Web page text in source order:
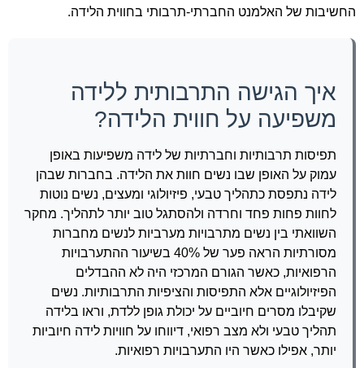
החשיבות של האלמנט החברתי-תרבותי בחווית הלידה.
איך הגישה התרבותית ללידה
משפיעה על חווית הלידה?
תפיסות תרבותיות וחברתיות של לידה משפיעות באופן
עמוק על האופן שבו נשים חוות את הלידה. בחברות שבהן
לידה נתפסת כתהליך טבעי, פיזיולוגי ומעצים, נשים נוטות
לחוות פחות פחד וחרדה ולהסתגל טוב יותר לתהליך. מחקר
השוואתי בין נשים מתרבויות מערביות לנשים מחברות
מסורתיות הראה פער של 40% בשיעור ההתערבויות
הרפואיות, כאשר הגורם המרכזי היה לא ההבדלים
הפיזיולוגיים אלא התפיסות והציפיות התרבותיות. נשים
שקיבלו מסרים חיוביים על יכולת גופן ללדת, וראו בלידה
תהליך טבעי ולא מצב רפואי, דיווחו על חוויות לידה חיוביות
יותר, אפילו כאשר היו התערבויות רפואיות.